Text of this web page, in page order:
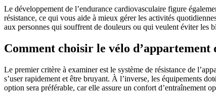
Le développement de l’endurance cardiovasculaire figure
résistance, ce qui vous aide à mieux gérer les activités
aux personnes qui souffrent de douleurs ou qui veulent éviter les
Comment choisir le vélo d’appartement
Le premier critère à examiner est le système de résistance de
s’user rapidement et être bruyant. À l’inverse, les équipements
option sera préférable, car elle assure un confort d’entraînement